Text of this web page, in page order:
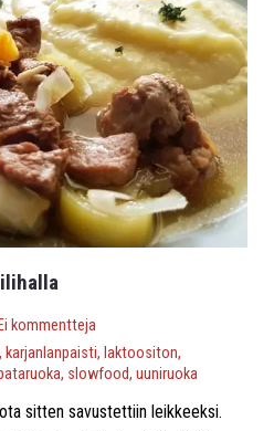
Ei kommentteja
karjanlanpaisti, laktoositon,
, slowfood, uuniruoka
sitten savustettiin leikkeeksi.